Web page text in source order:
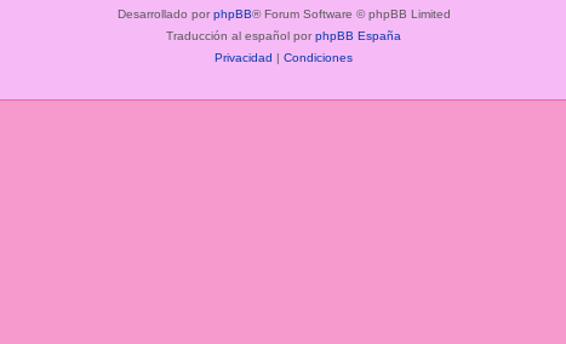
Desarrollado por phpBB® Forum Software © phpBB Limited
Traducción al español por phpBB España
Privacidad | Condiciones